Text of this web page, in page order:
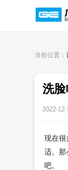
当前位置：
洗
2022-
现在很
适。那
吧。